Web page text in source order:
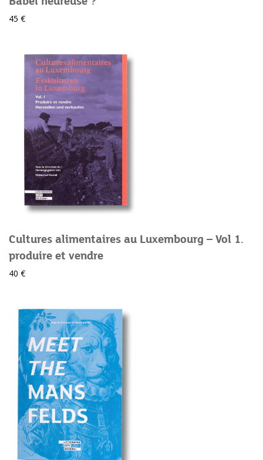
45 €
Cultures alimentaires au Luxembourg – Vol 1.
produire et vendre
40 €